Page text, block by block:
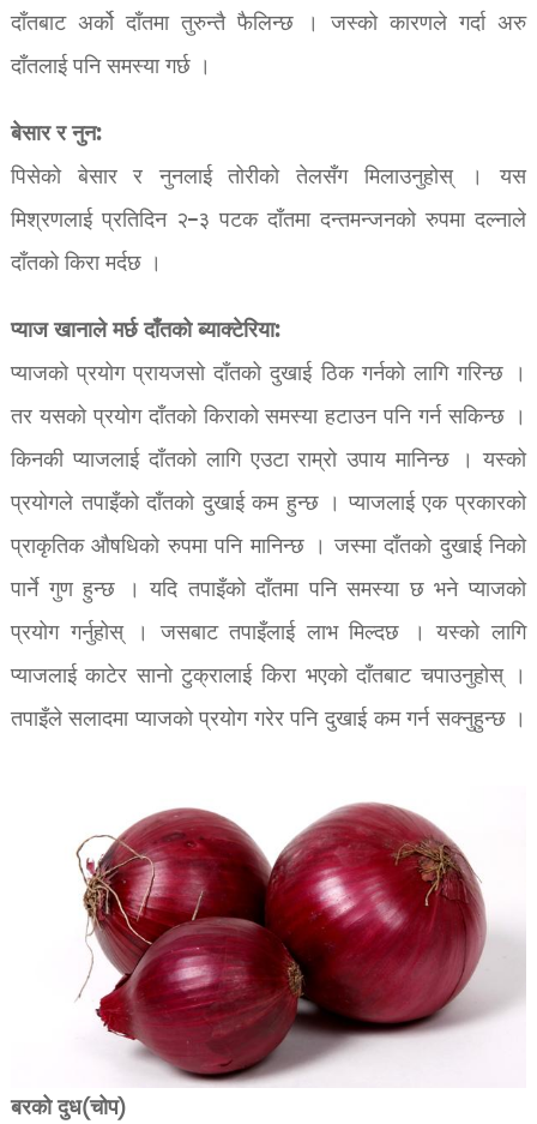
दाँतबाट अर्को दाँतमा तुरुन्तै फैलिन्छ । जस्को कारणले गर्दा अरु
दाँतलाई पनि समस्या गर्छ ।
बेसार र नुन:
पिसेको बेसार र नुनलाई तोरीको तेलसँग मिलाउनुहोस् । यस
मिश्रणलाई प्रतिदिन २–३ पटक दाँतमा दन्तमन्जनको रुपमा दल्नाले
दाँतको किरा मर्दछ ।
प्याज खानाले मर्छ दाँतको ब्याक्टेरिया:
प्याजको प्रयोग प्रायजसो दाँतको दुखाई ठिक गर्नको लागि गरिन्छ ।
तर यसको प्रयोग दाँतको किराको समस्या हटाउन पनि गर्न सकिन्छ ।
किनकी प्याजलाई दाँतको लागि एउटा राम्रो उपाय मानिन्छ । यस्को
प्रयोगले तपाइँको दाँतको दुखाई कम हुन्छ । प्याजलाई एक प्रकारको
प्राकृतिक औषधिको रुपमा पनि मानिन्छ । जस्मा दाँतको दुखाई निको
पार्ने गुण हुन्छ । यदि तपाइँको दाँतमा पनि समस्या छ भने प्याजको
प्रयोग गर्नुहोस् । जसबाट तपाइँलाई लाभ मिल्दछ । यस्को लागि
प्याजलाई काटेर सानो टुक्रालाई किरा भएको दाँतबाट चपाउनुहोस् ।
तपाइँले सलादमा प्याजको प्रयोग गरेर पनि दुखाई कम गर्न सक्नुहुन्छ ।
बरको दुध(चोप)